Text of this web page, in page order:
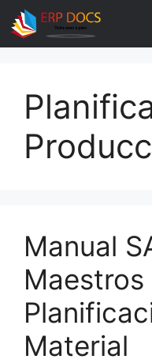
Skip
to
content
Manual
Maestros
Material